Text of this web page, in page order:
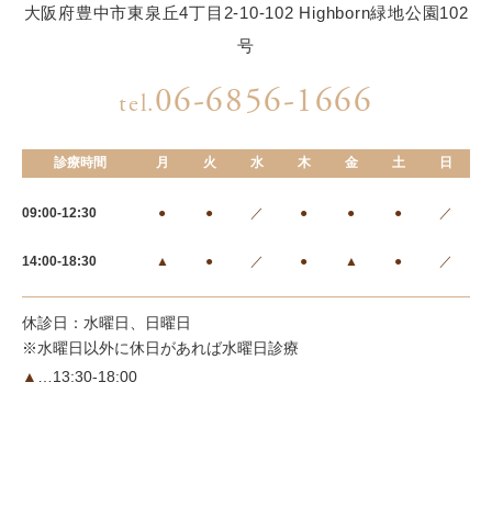
大阪府豊中市東泉丘4丁目2-10-102 Highborn緑地公園102
号
tel.06-6856-1666
診療時間 月 火 水 木 金 土 日
09:00-12:30 ● ● ／ ● ● ● ／
14:00-18:30 ▲ ● ／ ● ▲ ● ／
休診日：水曜日、日曜日
※水曜日以外に休日があれば水曜日診療
▲
…13:30-18:00